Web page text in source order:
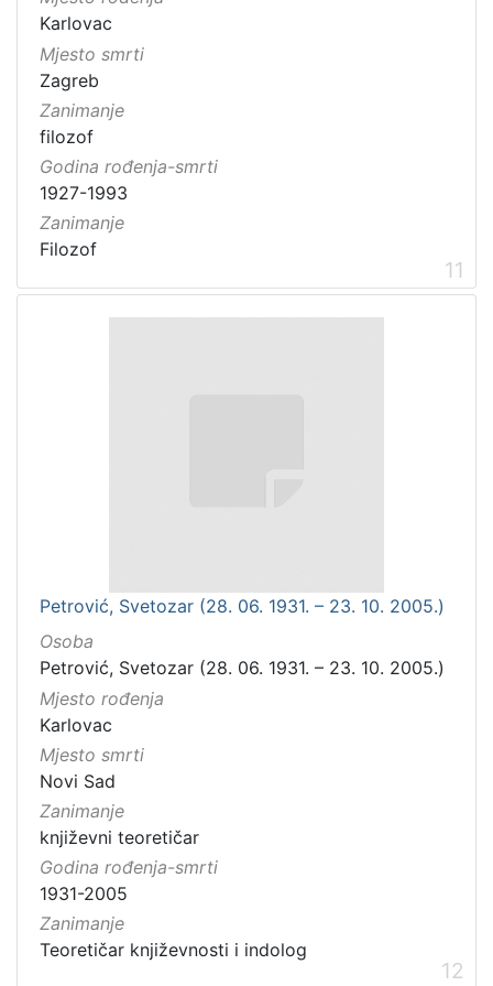
Karlovac
Mjesto smrti
Zagreb
Zanimanje
filozof
Godina rođenja-smrti
1927-1993
Zanimanje
Filozof
11
Petrović, Svetozar (28. 06. 1931. – 23. 10. 2005.)
Osoba
Petrović, Svetozar (28. 06. 1931. – 23. 10. 2005.)
Mjesto rođenja
Karlovac
Mjesto smrti
Novi Sad
Zanimanje
književni teoretičar
Godina rođenja-smrti
1931-2005
Zanimanje
Teoretičar književnosti i indolog
12